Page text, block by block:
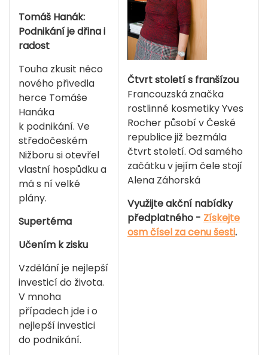
Tomáš Hanák:
Podnikání je dřina i
radost
Touha zkusit něco
nového přivedla
herce Tomáše
Hanáka
k podnikání. Ve
středočeském
Nižboru si otevřel
vlastní hospůdku a
má s ní velké
plány.
Supertéma
Učením k zisku
Vzdělání je nejlepší
investicí do života.
V mnoha
případech jde i o
nejlepší investici
do podnikání.
Čtvrt století s franšízou
Francouzská značka
rostlinné kosmetiky Yves
Rocher působí v České
republice již bezmála
čtvrt století. Od samého
začátku v jejím čele stojí
Alena Záhorská
Využijte akční nabídky
předplatného - Získejte
osm čísel za cenu šesti.